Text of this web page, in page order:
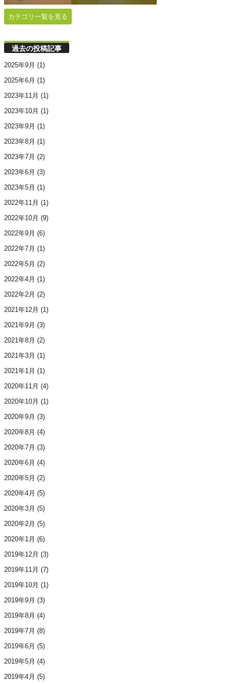
カテゴリ一覧を見る
過去の投稿記事
2025年9月 (1)
2025年6月 (1)
2023年11月 (1)
2023年10月 (1)
2023年9月 (1)
2023年8月 (1)
2023年7月 (2)
2023年6月 (3)
2023年5月 (1)
2022年11月 (1)
2022年10月 (9)
2022年9月 (6)
2022年7月 (1)
2022年5月 (2)
2022年4月 (1)
2022年2月 (2)
2021年12月 (1)
2021年9月 (3)
2021年8月 (2)
2021年3月 (1)
2021年1月 (1)
2020年11月 (4)
2020年10月 (1)
2020年9月 (3)
2020年8月 (4)
2020年7月 (3)
2020年6月 (4)
2020年5月 (2)
2020年4月 (5)
2020年3月 (5)
2020年2月 (5)
2020年1月 (6)
2019年12月 (3)
2019年11月 (7)
2019年10月 (1)
2019年9月 (3)
2019年8月 (4)
2019年7月 (8)
2019年6月 (5)
2019年5月 (4)
2019年4月 (5)